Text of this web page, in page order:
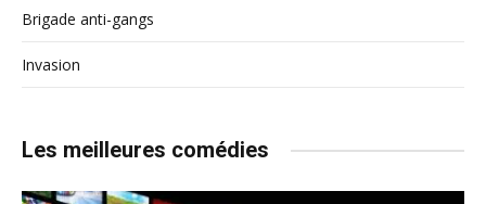
Brigade anti-gangs
Invasion
Les meilleures comédies